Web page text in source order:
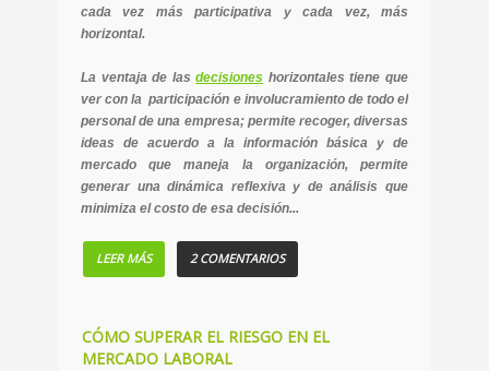
cada vez más participativa y cada vez, más
horizontal.
La ventaja de lasdecisiones horizontales tiene que
ver con la participación e involucramiento de todo el
personal de una empresa; permite recoger, diversas
ideas de acuerdo a la información básica y de
mercado que maneja la organización, permite
generar una dinámica reflexiva y de análisis que
minimiza el costo de esa decisión...
LEER MÁS 2 COMENTARIOS
CÓMO SUPERAR EL RIESGO EN EL
MERCADO LABORAL